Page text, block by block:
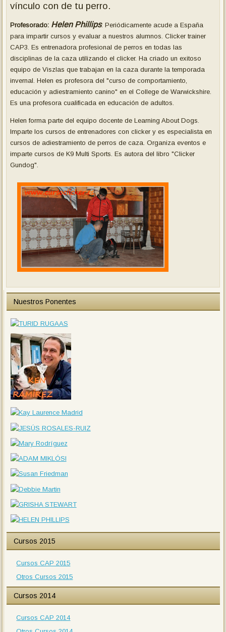
vínculo con de tu perro.
Profesorado: Helen Phillips: Periódicamente acude a España
para impartir cursos y evaluar a nuestros alumnos. Clicker trainer
CAP3. Es entrenadora profesional de perros en todas las
disciplinas de la caza utilizando el clicker. Ha criado un exitoso
equipo de Viszlas que trabajan en la caza durante la temporada
invernal. Helen es profesora del "curso de comportamiento,
educación y adiestramiento canino" en el College de Warwickshire.
Es una profesora cualificada en educación de adultos.
Helen forma parte del equipo docente de Learning About Dogs.
Imparte los cursos de entrenadores con clicker y es especialista en
cursos de adiestramiento de perros de caza. Organiza eventos e
imparte cursos de K9 Multi Sports. Es autora del libro "Clicker
Gundog".
Nuestros Ponentes
Cursos 2015
Cursos CAP 2015
Otros Cursos 2015
Cursos 2014
Cursos CAP 2014